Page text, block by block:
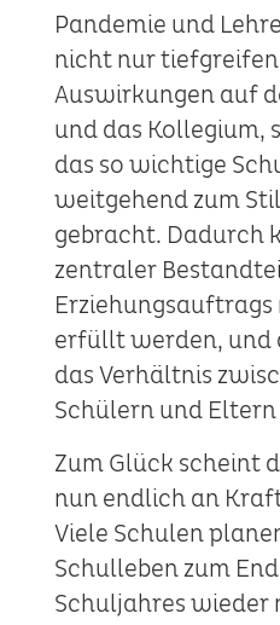
Pandemie und
nicht nur
Auswirkungen auf
und das Kollegium,
das so wichtige
weitgehend zum
gebracht. Dadurch
zentraler
erfüllt werden, und
das Verhältnis
Schülern und
Zum Glück scheint
nun endlich an
Viele Schulen
Schulleben zum
Schuljahres wieder